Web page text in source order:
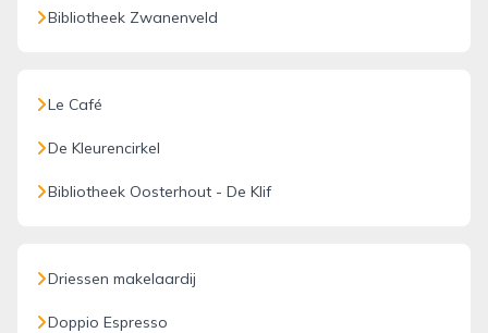
Bibliotheek Zwanenveld
Le Café
De Kleurencirkel
Bibliotheek Oosterhout - De Klif
Driessen makelaardij
Doppio Espresso